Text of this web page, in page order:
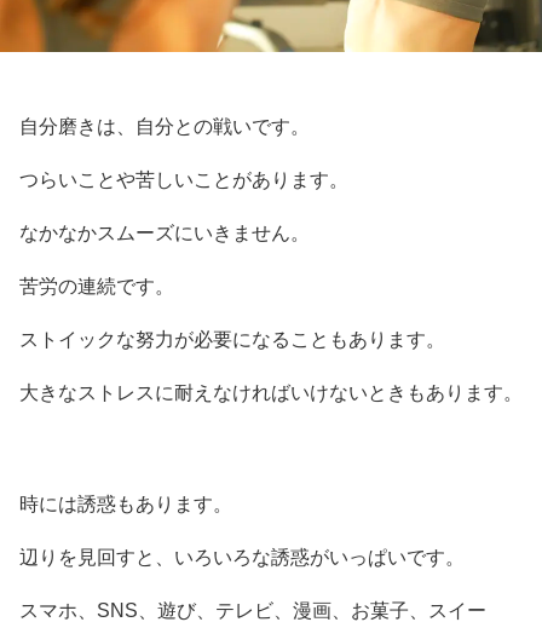
自分磨きは、自分との戦いです。
つらいことや苦しいことがあります。
なかなかスムーズにいきません。
苦労の連続です。
ストイックな努力が必要になることもあります。
大きなストレスに耐えなければいけないときもあります。
時には誘惑もあります。
辺りを見回すと、いろいろな誘惑がいっぱいです。
スマホ、SNS、遊び、テレビ、漫画、お菓子、スイー